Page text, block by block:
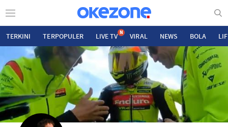
TERKINI TERPOPULER LIVE TV N VIRAL NEWS BOLA